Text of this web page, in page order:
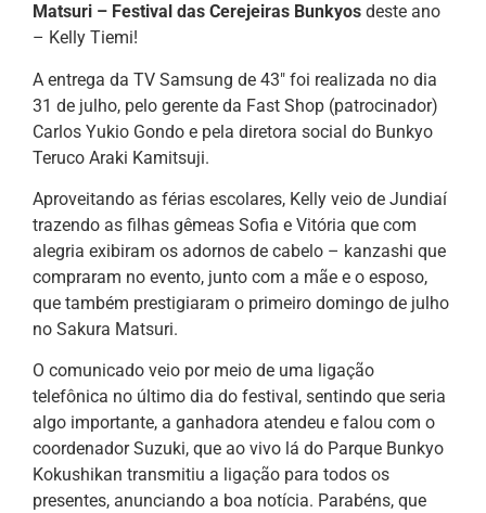
Matsuri – Festival das Cerejeiras Bunkyos deste ano
– Kelly Tiemi!
A entrega da TV Samsung de 43″ foi realizada no dia
31 de julho, pelo gerente da Fast Shop (patrocinador)
Carlos Yukio Gondo e pela diretora social do Bunkyo
Teruco Araki Kamitsuji.
Aproveitando as férias escolares, Kelly veio de Jundiaí
trazendo as filhas gêmeas Sofia e Vitória que com
alegria exibiram os adornos de cabelo – kanzashi que
compraram no evento, junto com a mãe e o esposo,
que também prestigiaram o primeiro domingo de julho
no Sakura Matsuri.
O comunicado veio por meio de uma ligação
telefônica no último dia do festival, sentindo que seria
algo importante, a ganhadora atendeu e falou com o
coordenador Suzuki, que ao vivo lá do Parque Bunkyo
Kokushikan transmitiu a ligação para todos os
presentes, anunciando a boa notícia. Parabéns, que